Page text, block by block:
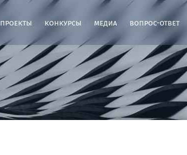
проекты конкурсы медиа вопрос-ответ